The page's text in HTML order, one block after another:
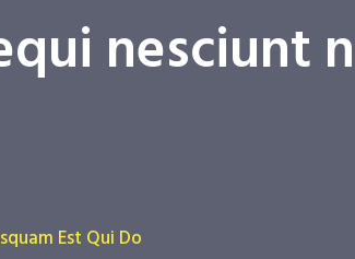
nesciunt
Est Qui Do